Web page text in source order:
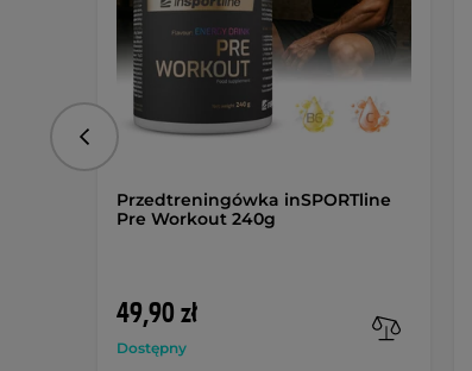
Przedtreningówka inSPORTline
Pre Workout 240g
49,90 zł
Dostępny
Poprzedni